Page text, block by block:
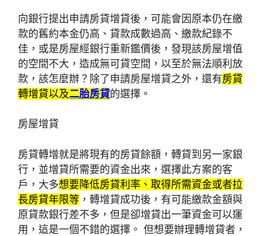
向銀行提出申請房貸增貸後，可能會因原本仍在繳
款的舊約本金仍高、貸款成數過高、繳款紀錄不
佳，或是房屋經銀行重新鑑價後，發現該房屋增值
的空間不大，造成無可貸空間，以至於無法順利放
款，該怎麼辦？除了申請房屋增貸之外，還有房貸
轉增貸以及二胎房貸的選擇。
房屋增貸
房貸轉增就是將現有的房貸餘額，轉貸到另一家銀
行，並增貸所需要的資金出來，選擇此方案的客
戶，大多想要降低房貸利率、取得所需資金或者拉
長房貸年限等 ，轉增貸成功後，有可能繳款金額與
原貸款銀行差不多，但是卻增貸出一筆資金可以運
用，這是一個不錯的選擇。 但想要辦理轉增貸者，